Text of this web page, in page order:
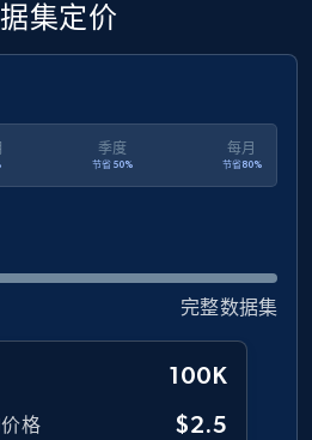
name amazon, Brand
amazon, Initial price
Availability amazon,
集定价
季度
节省50%
每月
节省80%
完整数据集
100K
格 $2.5